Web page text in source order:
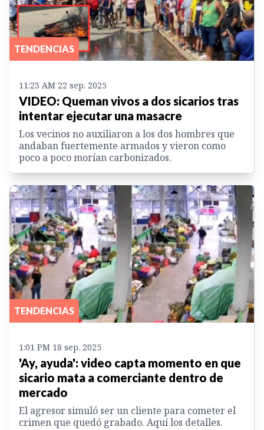
TENDENCIAS
11:23 AM 22 sep. 2025
VIDEO: Queman vivos a dos sicarios tras
intentar ejecutar una masacre
Los vecinos no auxiliaron a los dos hombres que
andaban fuertemente armados y vieron como
poco a poco morían carbonizados.
TENDENCIAS
1:01 PM 18 sep. 2025
'Ay, ayuda': video capta momento en que
sicario mata a comerciante dentro de
mercado
El agresor simuló ser un cliente para cometer el
crimen que quedó grabado. Aquí los detalles.